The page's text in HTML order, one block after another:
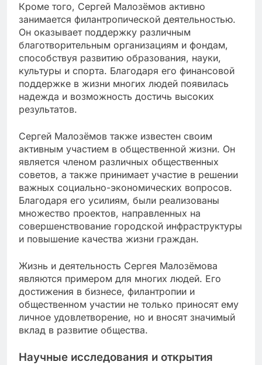
Кроме того, Сергей Малозёмов активно
занимается филантропической деятельностью.
Он оказывает поддержку различным
благотворительным организациям и фондам,
способствуя развитию образования, науки,
культуры и спорта. Благодаря его финансовой
поддержке в жизни многих людей появилась
надежда и возможность достичь высоких
результатов.
Сергей Малозёмов также известен своим
активным участием в общественной жизни. Он
является членом различных общественных
советов, а также принимает участие в решении
важных социально-экономических вопросов.
Благодаря его усилиям, были реализованы
множество проектов, направленных на
совершенствование городской инфраструктуры
и повышение качества жизни граждан.
Жизнь и деятельность Сергея Малозёмова
являются примером для многих людей. Его
достижения в бизнесе, филантропии и
общественном участии не только приносят ему
личное удовлетворение, но и вносят значимый
вклад в развитие общества.
Научные исследования и открытия